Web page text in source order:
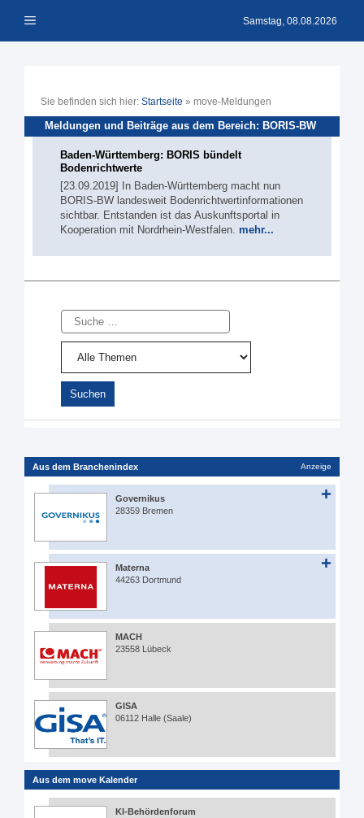
Inhalt Menü Samstag, 08.08.2026
Sie befinden sich hier: Startseite » move-Meldungen
Meldungen und Beiträge aus dem Bereich: BORIS-BW
Baden-Württemberg: BORIS bündelt
Bodenrichtwerte
[23.09.2019] In Baden-Württemberg macht nun
BORIS-BW landesweit Bodenrichtwertinformationen
sichtbar. Entstanden ist das Auskunftsportal in
Kooperation mit Nordrhein-Westfalen. mehr...
Suche
Aus dem Branchenindex Anzeige
Governikus
28359 Bremen
Materna
44263 Dortmund
MACH
23558 Lübeck
GISA
06112 Halle (Saale)
Aus dem move Kalender
KI-Behördenforum